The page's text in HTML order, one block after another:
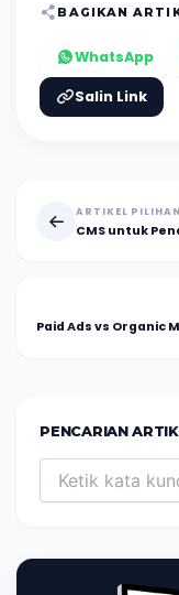
BAGIKAN
WhatsApp
Salin Link
ARTIKEL PILIHAN
PENCARIAN